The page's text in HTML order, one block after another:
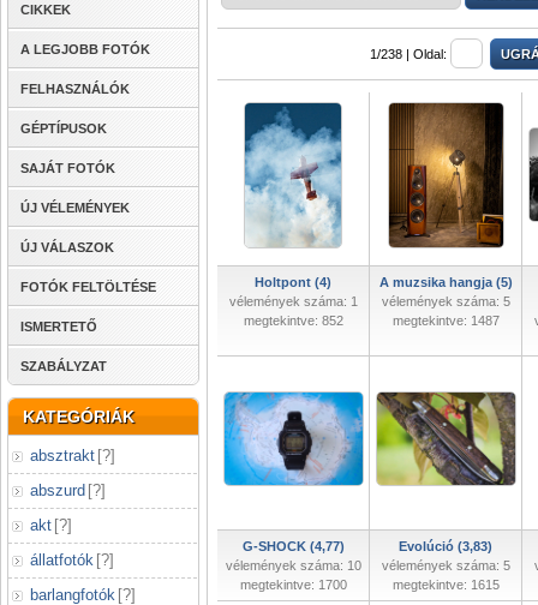
CIKKEK
A LEGJOBB FOTÓK
FELHASZNÁLÓK
GÉPTÍPUSOK
SAJÁT FOTÓK
ÚJ VÉLEMÉNYEK
ÚJ VÁLASZOK
FOTÓK FELTÖLTÉSE
ISMERTETŐ
SZABÁLYZAT
KATEGÓRIÁK
absztrakt [?]
abszurd [?]
akt [?]
állatfotók [?]
barlangfotók [?]
1/238 | Oldal:
Holtpont (4)
vélemények száma: 1
megtekintve: 852
A muzsika hangja (5)
vélemények száma: 5
megtekintve: 1487
G-SHOCK (4,77)
vélemények száma: 10
megtekintve: 1700
Evolúció (3,83)
vélemények száma: 5
megtekintve: 1615